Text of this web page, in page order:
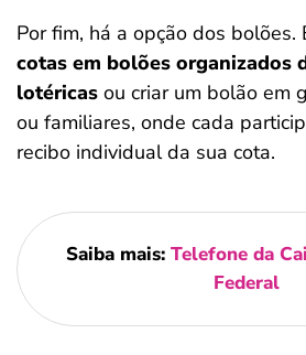
Por fim, há a opção dos bolões.
cotas em bolões organizados
lotéricas ou criar um bolão em
ou familiares, onde cada
recibo individual da sua cota.
Saiba mais: Telefone da
Federal